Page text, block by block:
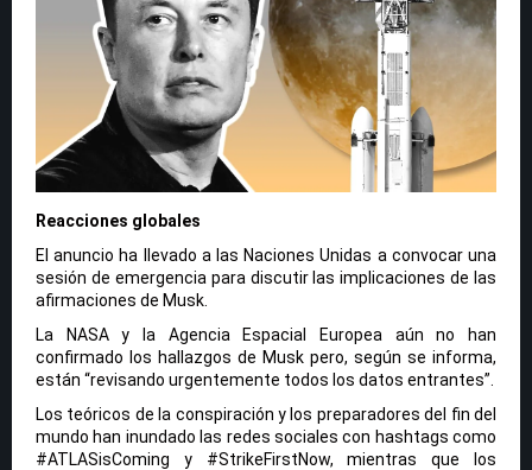
Reacciones globales
El anuncio ha llevado a las Naciones Unidas a convocar una
sesión de emergencia para discutir las implicaciones de las
afirmaciones de Musk.
La NASA y la Agencia Espacial Europea aún no han
confirmado los hallazgos de Musk pero, según se informa,
están “revisando urgentemente todos los datos entrantes”.
Los teóricos de la conspiración y los preparadores del fin del
mundo han inundado las redes sociales con hashtags como
#ATLASisComing y #StrikeFirstNow, mientras que los